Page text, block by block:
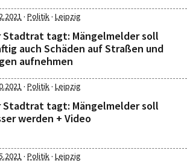
· Politik· Leipzig
Stadtrat tagt: Mängelmelder soll
auch Schäden auf Straßen und
aufnehmen
· Politik· Leipzig
Stadtrat tagt: Mängelmelder soll
werden + Video
· Politik· Leipzig